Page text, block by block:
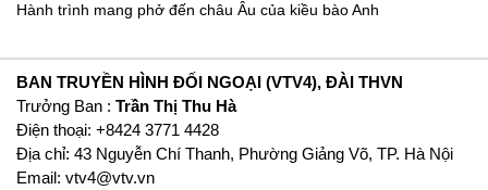
Hành trình mang phở đến châu Âu của kiều bào Anh
BAN TRUYỀN HÌNH ĐỐI NGOẠI (VTV4), ĐÀI THVN
Trưởng Ban : Trần Thị Thu Hà
Ðiện thoại: +8424 3771 4428
Địa chỉ: 43 Nguyễn Chí Thanh, Phường Giảng Võ, TP. Hà Nội
Email: vtv4@vtv.vn